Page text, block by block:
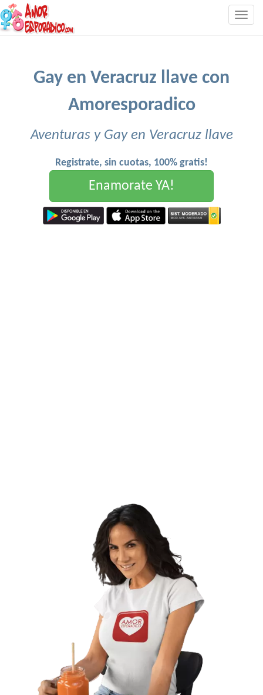
Gay en Veracruz llave con
Amoresporadico
Aventuras y Gay en Veracruz llave
Registrate, sin cuotas, 100% gratis!
Enamorate YA!